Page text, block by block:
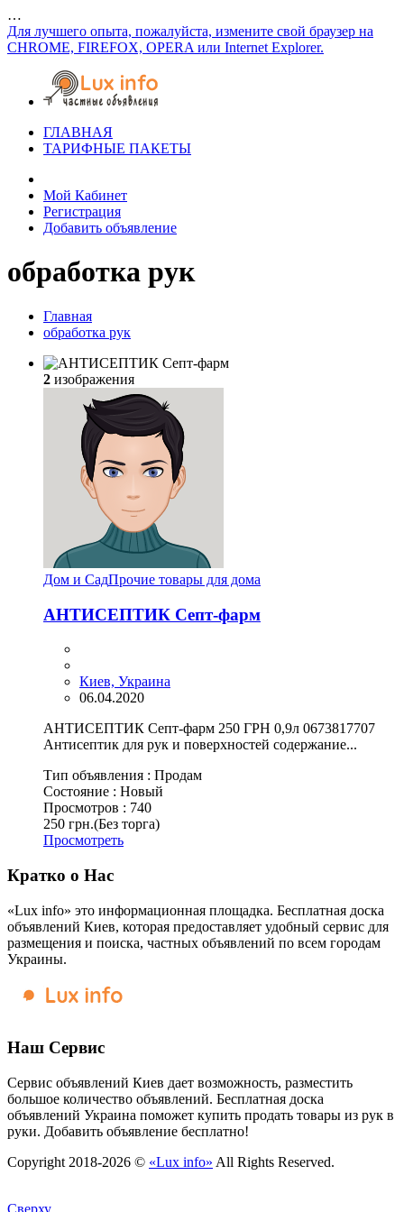
…
Для лучшего опыта, пожалуйста, измените свой браузер на
CHROME, FIREFOX, OPERA или Internet Explorer.
ГЛАВНАЯ
ТАРИФНЫЕ ПАКЕТЫ
Мой Кабинет
Регистрация
Добавить объявление
обработка рук
Главная
обработка рук
2 изображения
Дом и СадПрочие товары для дома
АНТИСЕПТИК Септ-фарм
Киев, Украина
06.04.2020
АНТИСЕПТИК Септ-фарм 250 ГРН 0,9л 0673817707
Антисептик для рук и поверхностей содержание...
Тип объявления : Продам
Состояние : Новый
Просмотров : 740
250 грн.(Без торга)
Просмотреть
Кратко о Нас
«Lux info» это информационная площадка. Бесплатная доска
объявлений Киев, которая предоставляет удобный сервис для
размещения и поиска, частных объявлений по всем городам
Украины.
Наш Сервис
Сервис объявлений Киев дает возможность, разместить
большое количество объявлений. Бесплатная доска
объявлений Украина поможет купить продать товары из рук в
руки. Добавить объявление бесплатно!
Copyright 2018-2026 © «Lux info» All Rights Reserved.